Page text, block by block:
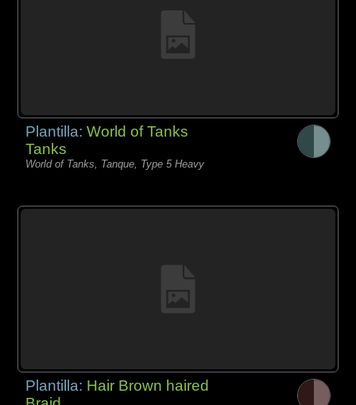
Plantilla:World of Tanks
Tanks
World of Tanks, Tanque, Type 5 Heavy
Plantilla: Hair Brown haired